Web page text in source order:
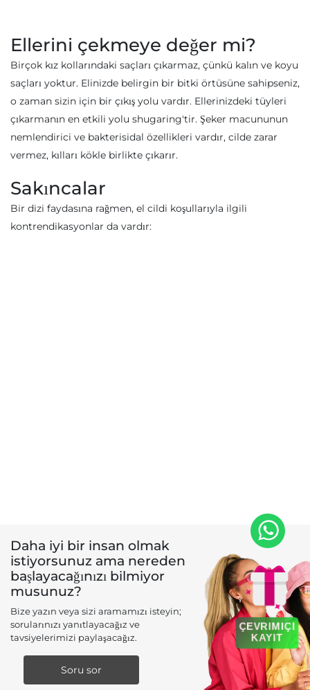
ÇEVRIMIÇI
KAYIT
Ellerini çekmeye değer mi?
Birçok kız kollarındaki saçları çıkarmaz, çünkü kalın ve koyu
saçları yoktur. Elinizde belirgin bir bitki örtüsüne sahipseniz,
o zaman sizin için bir çıkış yolu vardır. Ellerinizdeki tüyleri
çıkarmanın en etkili yolu shugaring'tir. Şeker macununun
nemlendirici ve bakterisidal özellikleri vardır, cilde zarar
vermez, kılları kökle birlikte çıkarır.
Sakıncalar
Bir dizi faydasına rağmen, el cildi koşullarıyla ilgili
kontrendikasyonlar da vardır:
Daha iyi bir insan olmak
istiyorsunuz ama nereden
başlayacağınızı bilmiyor
musunuz?
Bize yazın veya sizi aramamızı isteyin;
sorularınızı yanıtlayacağız ve
tavsiyelerimizi paylaşacağız.
Soru sor